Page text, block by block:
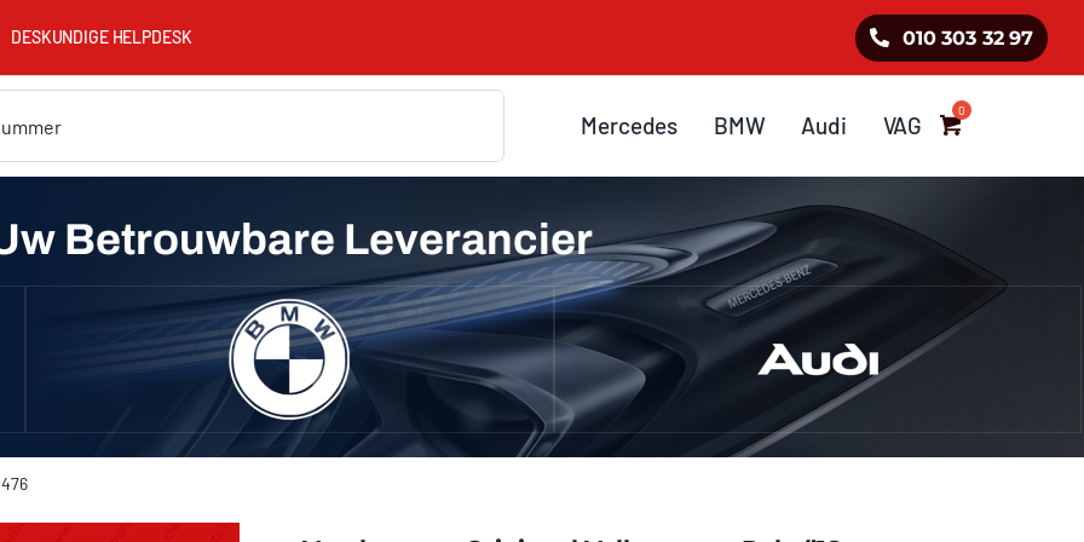
DESKUNDIGE HELPDESK 010 303 32 97
Mercedes BMW Audi VAG
Betrouwbare Leverancier